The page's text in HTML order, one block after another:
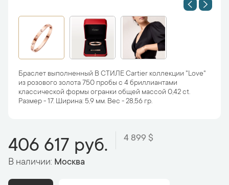
Браслет выполненный В СТИЛЕ Cartier коллекции "Love"
из розового золота 750 пробы с 4 бриллиантами
классической формы огранки общей массой 0,42 ct.
Размер - 17. Ширина: 5,9 мм. Вес - 28,56 гр.
406 617 руб. 4 899 $
В наличии: Москва